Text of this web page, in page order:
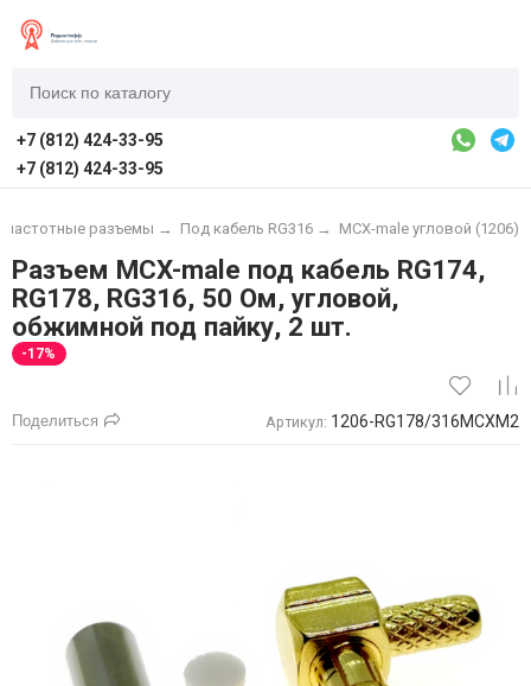
+7 (812) 424-33-95
+7 (812) 424-33-95
разъемы → Под кабель RG316 → MCX-male угловой (1206)
Разъем MCX-male под кабель RG174,
RG178, RG316, 50 Ом, угловой,
обжимной под пайку, 2 шт.
-17%
Поделиться Артикул: 1206-RG178/316MCXM2